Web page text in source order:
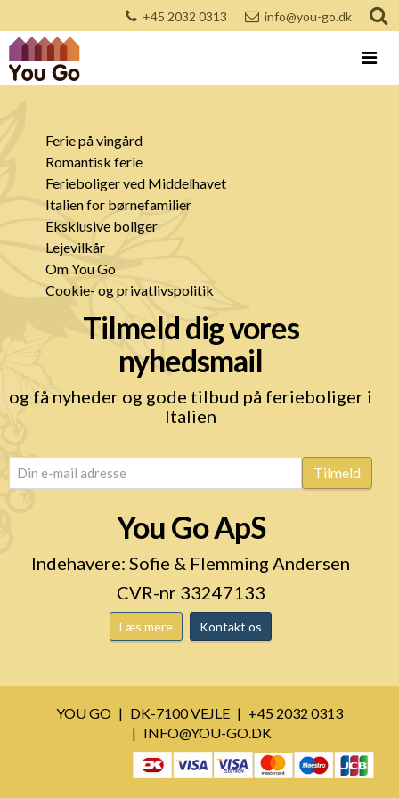
+45 2032 0313 info@you-go.dk
Ferie på vingård
Romantisk ferie
Ferieboliger ved Middelhavet
Italien for børnefamilier
Eksklusive boliger
Lejevilkår
Om You Go
Cookie- og privatlivspolitik
Tilmeld dig vores
nyhedsmail
og få nyheder og gode tilbud på ferieboliger i
Italien
email (Påkrævet) Tilmeld
You Go ApS
Indehavere: Sofie & Flemming Andersen
CVR-nr 33247133
Læs mere Kontakt os
YOU GO DK-7100 VEJLE
+45 2032 0313
INFO@YOU-GO.DK